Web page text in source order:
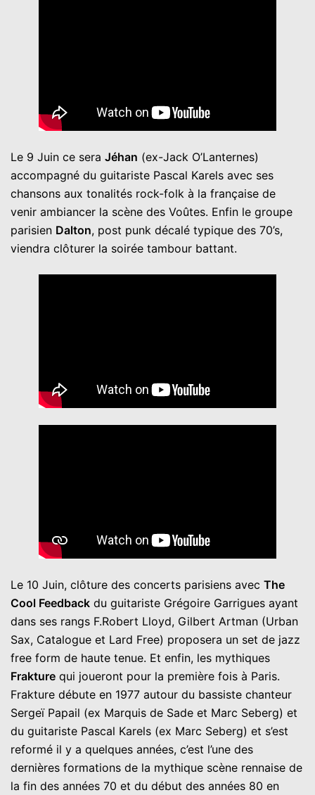
Le 9 Juin ce sera Jéhan (ex-Jack O’Lanternes)
accompagné du guitariste Pascal Karels avec ses
chansons aux tonalités rock-folk à la française de
venir ambiancer la scène des Voûtes. Enfin le groupe
parisien Dalton, post punk décalé typique des 70’s,
viendra clôturer la soirée tambour battant.
Le 10 Juin, clôture des concerts parisiens avec The
Cool Feedback du guitariste Grégoire Garrigues ayant
dans ses rangs F.Robert Lloyd, Gilbert Artman (Urban
Sax, Catalogue et Lard Free) proposera un set de jazz
free form de haute tenue. Et enfin, les mythiques
Frakture qui joueront pour la première fois à Paris.
Frakture débute en 1977 autour du bassiste chanteur
Sergeï Papail (ex Marquis de Sade et Marc Seberg) et
du guitariste Pascal Karels (ex Marc Seberg) et s’est
reformé il y a quelques années, c’est l’une des
dernières formations de la mythique scène rennaise de
la fin des années 70 et du début des années 80 en